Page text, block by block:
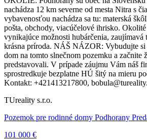
nachádza 12 km severne od mesta Nitra s
vybavenosťou nachádza sa tu: materská
pošta, obchody, viacúčelové ihrisko.
vynikajúce možnosti hubárčenia, zaujímavá
krásna príroda. NÁŠ NÁZOR: Vybudujte
dom na tomto slnečnom pozemku a
predstavovali. V prípade záujmu Vám náš
sprostredkuje bezplatne HÚ šitý na mieru
Kontakt: +421413217800,
TUreality s.r.o.
Pozemok pre rodinné domy Podhorany
101 000 €